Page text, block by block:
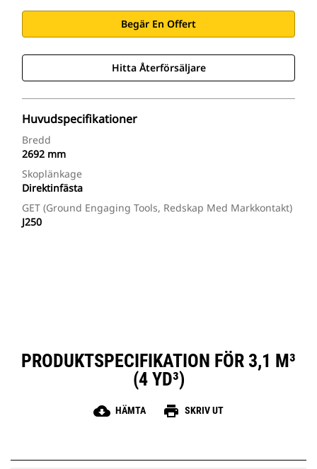
Begär En Offert
Hitta Återförsäljare
Huvudspecifikationer
Bredd
2692 mm
Skoplänkage
Direktinfästa
GET (ground Engaging Tools, Redskap Med Markkontakt)
J250
PRODUKTSPECIFIKATION FÖR 3,1 M³
(4 YD³)
cloud_download HÄMTA print SKRIV UT